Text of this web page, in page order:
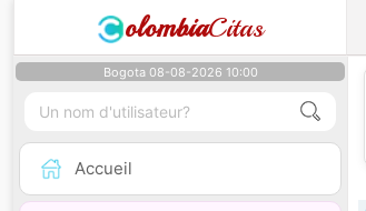
olombiaCitas
Bogota 08-08-2026 10:00
Accueil